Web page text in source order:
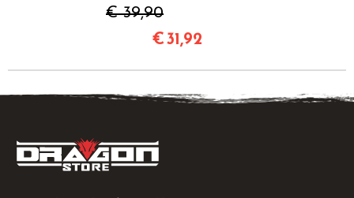
€ 39,90
€31,92